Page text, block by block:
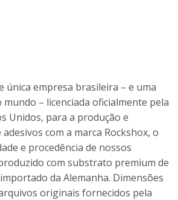
única empresa brasileira – e uma
mundo – licenciada oficialmente pela
Unidos, para a produção e
com a marca Rockshox, o
e procedência de nossos
com substrato premium de
da Alemanha. Dimensões
originais fornecidos pela